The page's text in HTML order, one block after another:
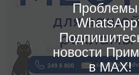
новости
в MAX!